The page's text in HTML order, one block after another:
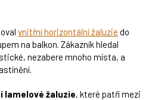
vnitřní horizontální žaluzie do
na balkon. Zákazník hledal
nezabere mnoho místa, a
lamelové žaluzie, které patří mezi